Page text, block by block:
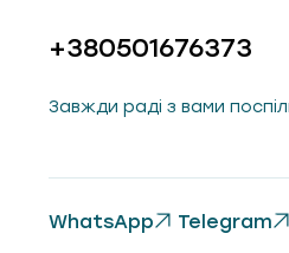
+380501676373
Завжди раді з вами
WhatsApp Telegram